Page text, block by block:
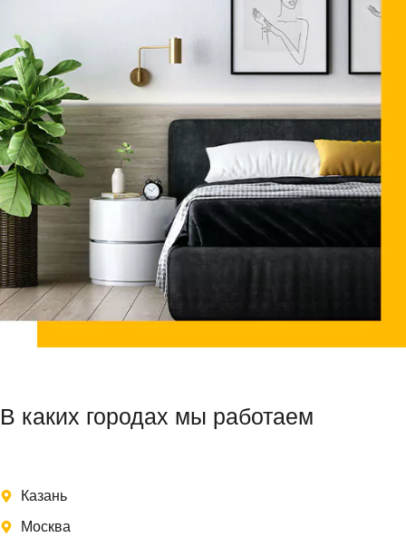
В каких городах мы работаем
Казань
Москва